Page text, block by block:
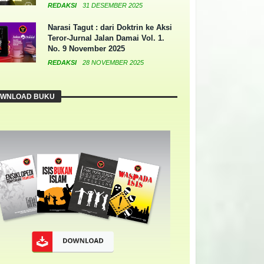
REDAKSI 31 DESEMBER 2025
Narasi Tagut : dari Doktrin ke Aksi
Teror-Jurnal Jalan Damai Vol. 1.
No. 9 November 2025
REDAKSI 28 NOVEMBER 2025
BUKU